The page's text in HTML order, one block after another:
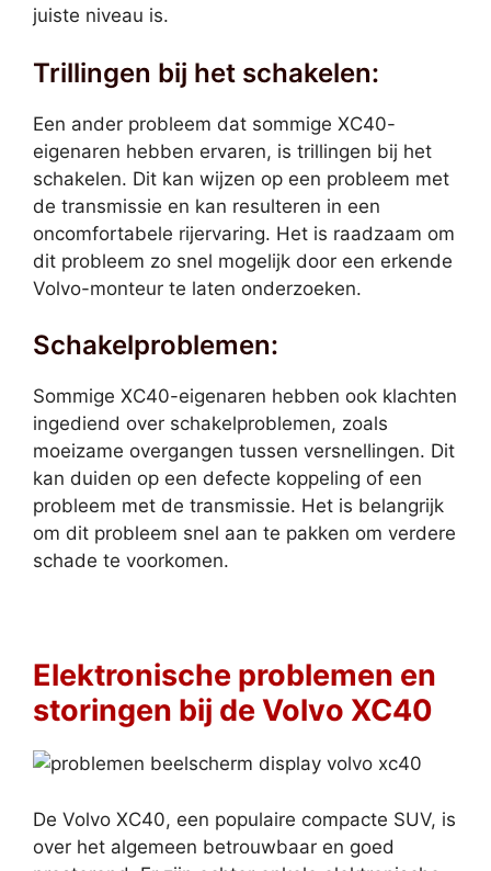
juiste niveau is.
Trillingen bij het schakelen:
Een ander probleem dat sommige XC40-
eigenaren hebben ervaren, is trillingen bij het
schakelen. Dit kan wijzen op een probleem met
de transmissie en kan resulteren in een
oncomfortabele rijervaring. Het is raadzaam om
dit probleem zo snel mogelijk door een erkende
Volvo-monteur te laten onderzoeken.
Schakelproblemen:
Sommige XC40-eigenaren hebben ook klachten
ingediend over schakelproblemen, zoals
moeizame overgangen tussen versnellingen. Dit
kan duiden op een defecte koppeling of een
probleem met de transmissie. Het is belangrijk
om dit probleem snel aan te pakken om verdere
schade te voorkomen.
Elektronische problemen en
storingen bij de Volvo XC40
De Volvo XC40, een populaire compacte SUV, is
over het algemeen betrouwbaar en goed